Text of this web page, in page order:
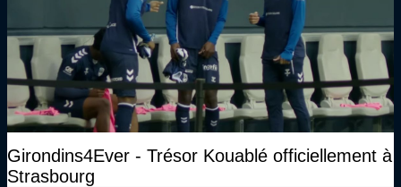
Girondins4Ever - Trésor Kouablé officiellement à
Strasbourg